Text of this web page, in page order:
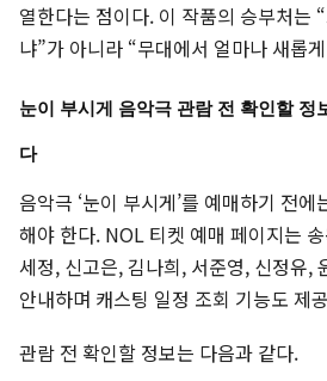
열한다는 점이다. 이 작품의 승부처는
냐”가 아니라 “무대에서 얼마나 새롭
눈이 부시게 음악극 관람 전 확인할 정
다
음악극 ‘눈이 부시게’를 예매하기 전
해야 한다. NOL 티켓 예매 페이지는
세정, 신고은, 김나희, 서준영, 신정유,
안내하며 캐스팅 일정 조회 기능도 제
관람 전 확인할 정보는 다음과 같다.